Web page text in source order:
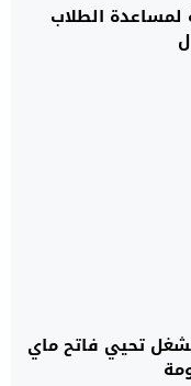
الطلاب
تحيي فاتح ماي